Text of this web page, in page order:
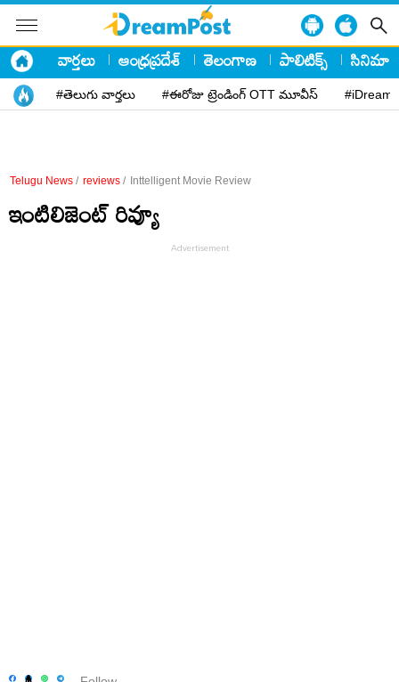
వార్తలు ఆంధ్రప్రదేశ్ తెలంగాణ పాలిటిక్స్ సినిమా
#తెలుగు వార్తలు #ఈరోజు ట్రెండింగ్ OTT మూవీస్
Telugu News / reviews / Inttelligent Movie Review
ఇంటిలిజెంట్‌ రివ్యూ